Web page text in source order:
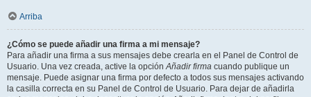
Arriba
¿Cómo se puede añadir una firma a mi mensaje?
Para añadir una firma a sus mensajes debe crearla en el Panel de Control de
Usuario. Una vez creada, active la opciónAñadir firma cuando publique un
mensaje. Puede asignar una firma por defecto a todos sus mensajes activando
la casilla correcta en su Panel de Control de Usuario. Para dejar de añadirla